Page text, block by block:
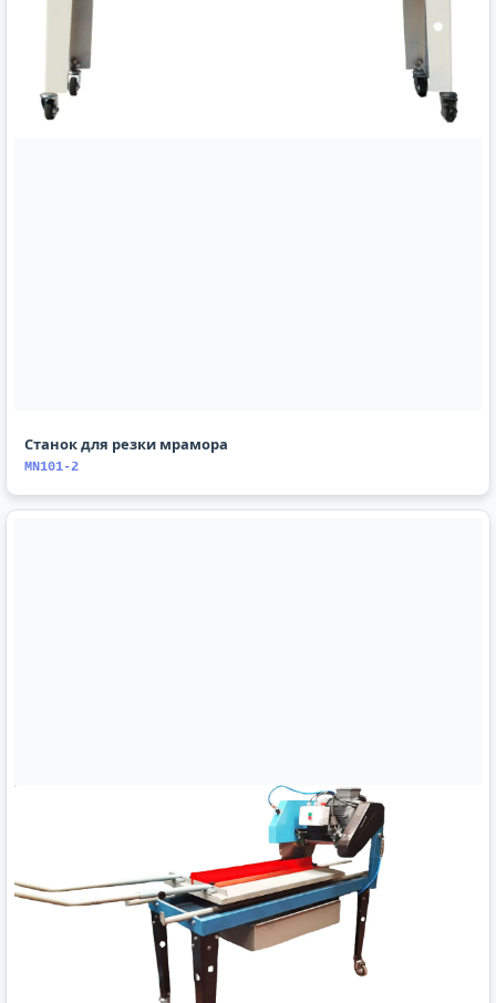
Станок для резки мрамора
MN101-2